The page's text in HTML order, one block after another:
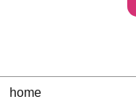
home